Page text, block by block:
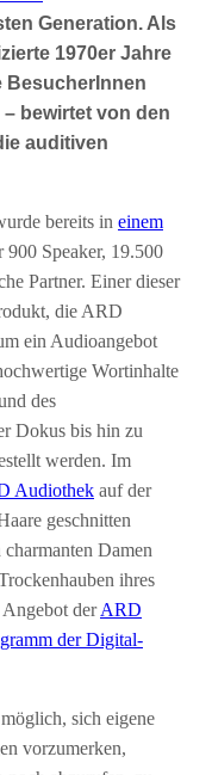
Generation. Als
1970er Jahre
BesucherInnen
bewirtet von den
auditiven
bereits in einem
900 Speaker, 19.500
Partner. Einer dieser
die ARD
ein Audioangebot
Wortinhalte
des
Dokus bis hin zu
werden. Im
Audiothek auf der
geschnitten
Damen
ihres
Angebot derARD
der Digital-
sich eigene
vorzumerken,